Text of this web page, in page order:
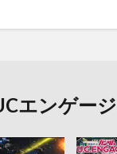
エンゲージ